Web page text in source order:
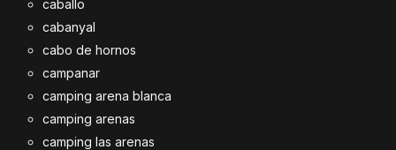
caballo
cabanyal
cabo de hornos
campanar
camping arena blanca
camping arenas
camping las arenas